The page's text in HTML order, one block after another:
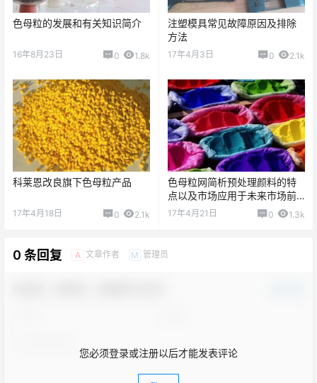
色母粒的发展和有关知识简介
16年8月23日 0 1.8k
注塑模具常见故障原因及排除
方法
17年4月3日 0 2.1k
科莱恩改良旗下色母粒产品
17年4月18日 0 2.1k
色母粒网简析预处理颜料的特
点以及市场应用于未来市场前
景
17年4月21日 0 1.3k
0 条回复 A 文章作者 M 管理员
您必须登录或注册以后才能发表评论